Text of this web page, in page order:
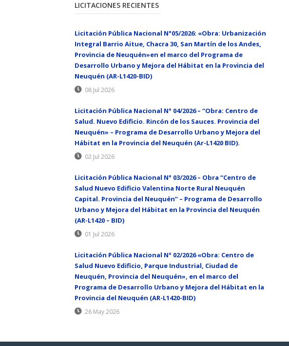
LICITACIONES RECIENTES
Licitación Pública Nacional N°05/2026: «Obra: Urbanización
Integral Barrio Aitue, Chacra 30, San Martín de los Andes,
Provincia de Neuquén»en el marco del Programa de
Desarrollo Urbano y Mejora del Hábitat en la Provincia del
Neuquén (AR-L1420-BID)
08 Jul 2026
Licitación Pública Nacional N° 04/2026 – “Obra: Centro de
Salud. Nuevo Edificio. Rincón de los Sauces. Provincia del
Neuquén» – Programa de Desarrollo Urbano y Mejora del
Hábitat en la Provincia del Neuquén (Ar-L1420 BID).
02 Jul 2026
Licitación Pública Nacional N° 03/2026 – Obra “Centro de
Salud Nuevo Edificio Valentina Norte Rural Neuquén
Capital. Provincia del Neuquén” – Programa de Desarrollo
Urbano y Mejora del Hábitat en la Provincia del Neuquén
(AR-L1420 – BID)
01 Jul 2026
Licitación Pública Nacional N° 02/2026 «Obra: Centro de
Salud Nuevo Edificio, Parque Industrial, Ciudad de
Neuquén, Provincia del Neuquén», en el marco del
Programa de Desarrollo Urbano y Mejora del Hábitat en la
Provincia del Neuquén (AR-L1420-BID)
26 May 2026